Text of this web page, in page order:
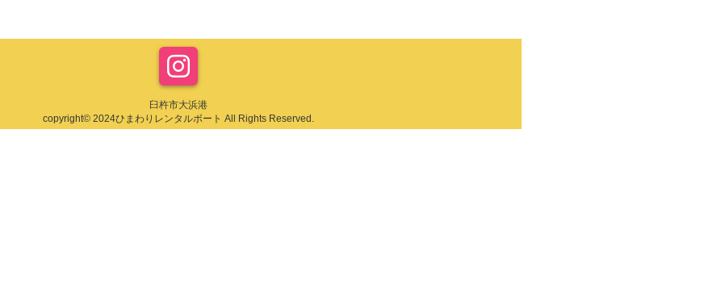
臼杵市大浜港
copyright© 2024ひまわりレンタルボート All Rights Reserved.